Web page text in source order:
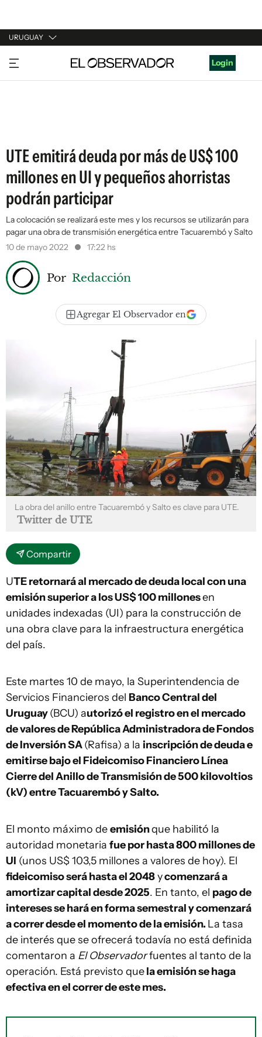
URUGUAY
URUGUAY
ARGENTINA
Login
UTE emitirá deuda por más de US$ 100
millones en UI y pequeños ahorristas
podrán participar
La colocación se realizará este mes y los recursos se utilizarán para
pagar una obra de transmisión energética entre Tacuarembó y Salto
10 de mayo 2022
17:22 hs
Por Redacción
Agregar El Observador en
La obra del anillo entre Tacuarembó y Salto es clave para UTE.
Twitter de UTE
Compartir
UTE retornará al mercado de deuda local con una
emisión superior a los US$ 100 millonesen
unidades indexadas (UI) para la construcción de
una obra clave para la infraestructura energética
del país.
Este martes 10 de mayo, la Superintendencia de
Servicios Financieros del Banco Central del
Uruguay(BCU) autorizó el registro en el mercado
de valores de República Administradora de Fondos
de Inversión SA(Rafisa) a la inscripción de deuda e
emitirse bajo el Fideicomiso Financiero Línea
Cierre del Anillo de Transmisión de 500 kilovoltios
(kV) entre Tacuarembó y Salto.
El monto máximo deemisiónque habilitó la
autoridad monetaria fue por hasta 800 millones de
UI (unos US$ 103,5 millones a valores de hoy). El
fideicomiso será hasta el 2048ycomenzará a
amortizar capital desde 2025. En tanto, el pago de
intereses se hará en forma semestral y comenzará
a correr desde el momento de la emisión. La tasa
de interés que se ofrecerá todavía no está definida
comentaron a El Observadorfuentes al tanto de la
operación. Está previsto quela emisión se haga
efectiva en el correr de este mes.